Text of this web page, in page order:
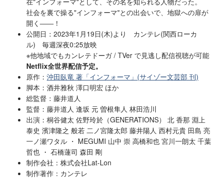
社会を裏で操る"インフォーマ"との出会いで、地獄への扉が
開く――！
公開日：2023年1月19日(木)より カンテレ(関西ローカ
ル) 毎週深夜0:25放映
※他地域でもカンレテドーガ / TVer で見逃し配信視聴が可能
Netflix全世界配信予定。
原作： 沖田臥竜 著「インフォーマ」(サイゾー文芸部 刊)
脚本：酒井雅秋 澤口明宏 ほか
総監督：藤井道人
監督：藤井道人 逢坂 元 曽根隼人 林田浩川
出演：桐谷健太 佐野玲於（GENERATIONS） 北 香那 淵上
泰史 濱津隆之 般若 二ノ宮隆太郎 藤井陽人 西村元貴 田島 亮
一ノ瀬ワタル ・ MEGUMI 山中 崇 高橋和也 宮川一朗太 千葉
哲也 ・ 石橋蓮司 森田 剛
制作会社：株式会社Lat-Lon
制作著作：カンテレ